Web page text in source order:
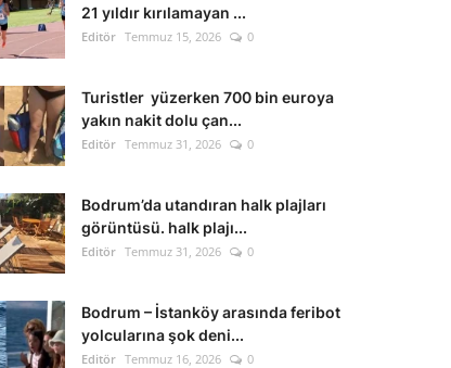
21 yıldır kırılamayan ...
Editör Temmuz 15, 2026 0
Turistler yüzerken 700 bin euroya
yakın nakit dolu çan...
Editör Temmuz 31, 2026 0
Bodrum’da utandıran halk plajları
görüntüsü. halk plajı...
Editör Temmuz 31, 2026 0
Bodrum – İstanköy arasında feribot
yolcularına şok deni...
Editör Temmuz 16, 2026 0